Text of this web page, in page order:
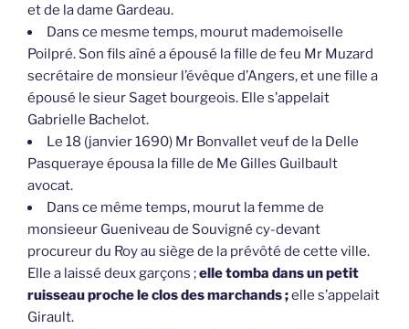
et de la dame Gardeau.
Dans ce mesme temps, mourut mademoiselle
Poilpré. Son fils aîné a épousé la fille de feu Mr Muzard
secrétaire de monsieur l’évêque d’Angers, et une fille a
épousé le sieur Saget bourgeois. Elle s’appelait
Gabrielle Bachelot.
Le 18 (janvier 1690) Mr Bonvallet veuf de la Delle
Pasqueraye épousa la fille de Me Gilles Guilbault
avocat.
Dans ce même temps, mourut la femme de
monsieeur Gueniveau de Souvigné cy-devant
procureur du Roy au siège de la prévôté de cette ville.
Elle a laissé deux garçons ;elle tomba dans un petit
ruisseau proche le clos des marchands ;elle s’appelait
Girault.